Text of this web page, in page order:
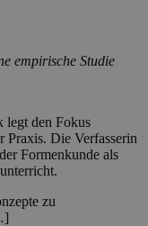
empirische Studie
legt den Fokus
Praxis. Die Verfasserin
Formenkunde als
zu